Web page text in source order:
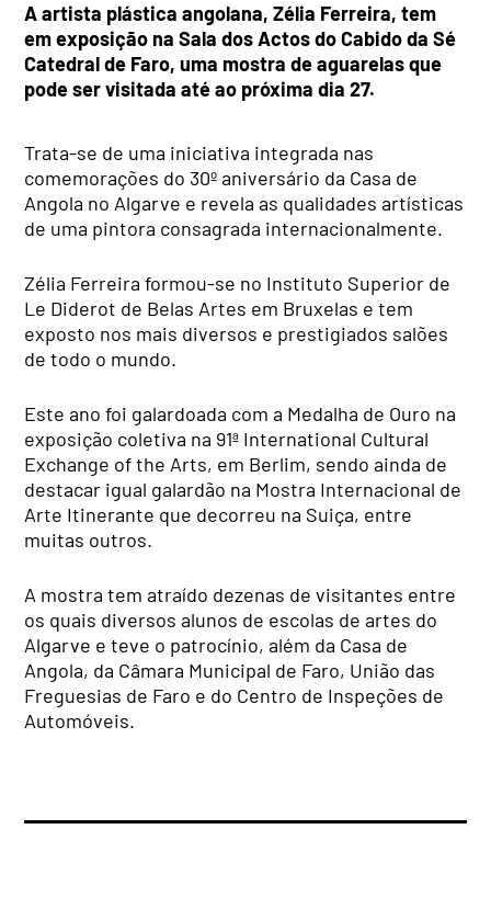
A artista plástica angolana, Zélia Ferreira, tem
em exposição na Sala dos Actos do Cabido da Sé
Catedral de Faro, uma mostra de aguarelas que
pode ser visitada até ao próxima dia 27.
Trata-se de uma iniciativa integrada nas
comemorações do 30º aniversário da Casa de
Angola no Algarve e revela as qualidades artísticas
de uma pintora consagrada internacionalmente.
Zélia Ferreira formou-se no Instituto Superior de
Le Diderot de Belas Artes em Bruxelas e tem
exposto nos mais diversos e prestigiados salões
de todo o mundo.
Este ano foi galardoada com a Medalha de Ouro na
exposição coletiva na 91ª International Cultural
Exchange of the Arts, em Berlim, sendo ainda de
destacar igual galardão na Mostra Internacional de
Arte Itinerante que decorreu na Suiça, entre
muitas outros.
A mostra tem atraído dezenas de visitantes entre
os quais diversos alunos de escolas de artes do
Algarve e teve o patrocínio, além da Casa de
Angola, da Câmara Municipal de Faro, União das
Freguesias de Faro e do Centro de Inspeções de
Automóveis.